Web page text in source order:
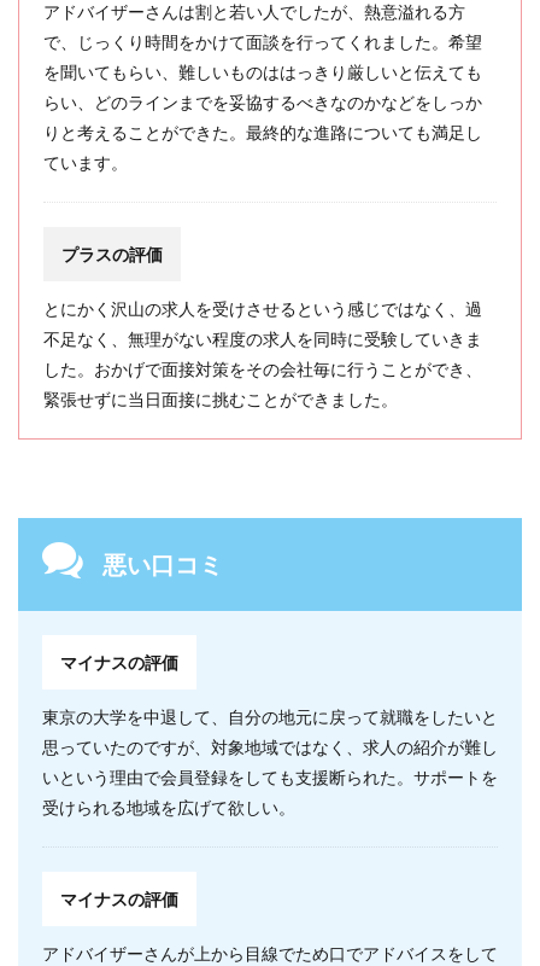
アドバイザーさんは割と若い人でしたが、熱意溢れる方
で、じっくり時間をかけて面談を行ってくれました。希望
を聞いてもらい、難しいものははっきり厳しいと伝えても
らい、どのラインまでを妥協するべきなのかなどをしっか
りと考えることができた。最終的な進路についても満足し
ています。
プラスの評価
とにかく沢山の求人を受けさせるという感じではなく、過
不足なく、無理がない程度の求人を同時に受験していきま
した。おかげで面接対策をその会社毎に行うことができ、
緊張せずに当日面接に挑むことができました。
悪い口コミ
マイナスの評価
東京の大学を中退して、自分の地元に戻って就職をしたいと
思っていたのですが、対象地域ではなく、求人の紹介が難し
いという理由で会員登録をしても支援断られた。サポートを
受けられる地域を広げて欲しい。
マイナスの評価
アドバイザーさんが上から目線でため口でアドバイスをして